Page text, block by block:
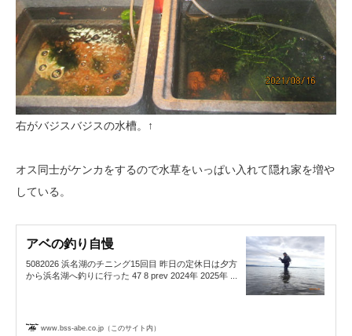
右がバジスバジスの水槽。↑
オス同士がケンカをするので水草をいっぱい入れて隠れ家を増や
している。
アベの釣り自慢
5082026 浜名湖のチニング15回目 昨日の定休日は夕方
から浜名湖へ釣りに行った 47 8 prev 2024年 2025年 ...
www.bss-abe.co.jp（このサイト内）